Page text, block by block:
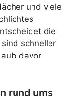
und viele
die
schneller
davor
rund ums